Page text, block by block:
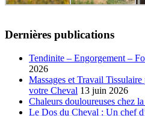
Dernières publications
Tendinite – Engorgement –
2026
Massages et Travail
votre Cheval 13 juin 2026
Chaleurs douloureuses chez
Le Dos du Cheval : Un chef